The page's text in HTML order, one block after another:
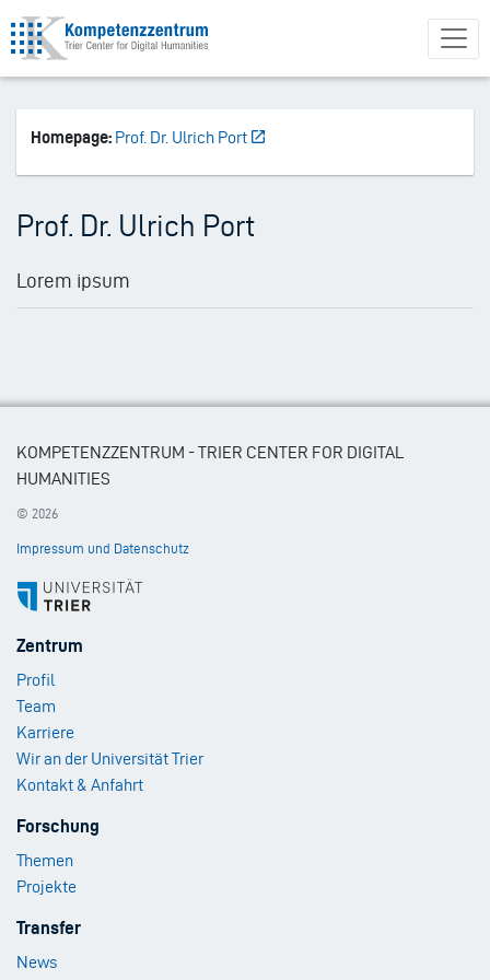
Direkt
zum
Inhalt
Homepage: Prof. Dr. Ulrich Port
Prof. Dr. Ulrich Port
Lorem ipsum
KOMPETENZZENTRUM - TRIER CENTER FOR DIGITAL
HUMANITIES
© 2026
Impressum und Datenschutz
Footer
1
Zentrum
Profil
Team
Karriere
Wir an der Universität Trier
Kontakt & Anfahrt
Footer
2
Forschung
Themen
Projekte
Footer
3
Transfer
News